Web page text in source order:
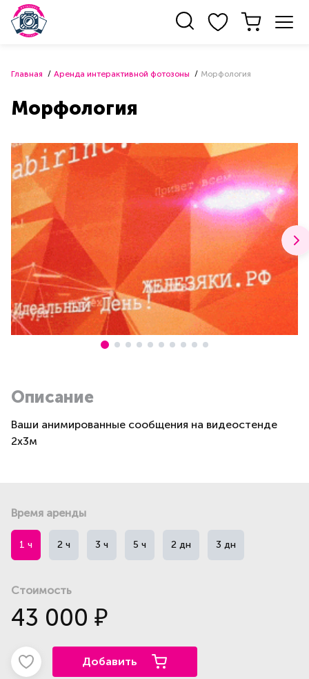
Главная Аренда интерактивной фотозоны Морфология
Морфология
Описание
Ваши анимированные сообщения на видеостенде
2х3м
Время аренды
1 ч 2 ч 3 ч 5 ч 2 дн 3 дн
Стоимость
43 000 ₽
Добавить